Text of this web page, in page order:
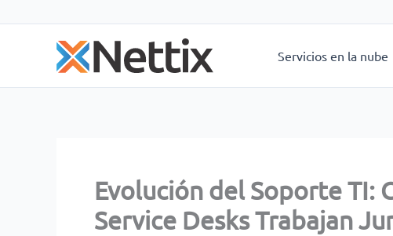
Servicios en la nube
Evolución del Soporte TI:
Service Desks Trabajan